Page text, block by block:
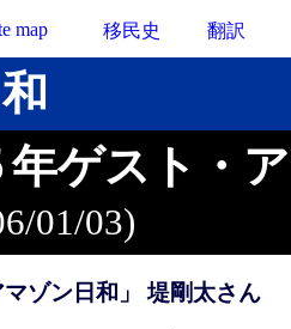
map 移民史 翻訳
年ゲスト・
01/03)
ゾン日和」 堤剛太さん